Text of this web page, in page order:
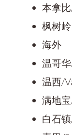
本拿
枫树
海外
温哥
温西/
满地
白石